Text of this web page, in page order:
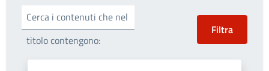
Cerca i contenuti che nel
titolo contengono: